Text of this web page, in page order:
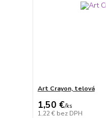
Art Crayon, telová
1,50 €/ks
1,22 € bez DPH